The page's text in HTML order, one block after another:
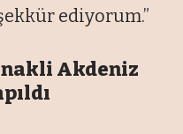
ediyorum.”
Akdeniz